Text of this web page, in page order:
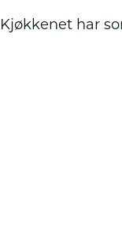
Kjøkkenet har